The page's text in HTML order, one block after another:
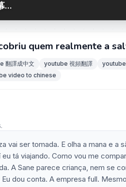
...
quem realmente a
翻譯成中文 youtube 視頻翻譯
video to chinese
vai ser tomada. E olha a mana e a
tá viajando. Como vou me
A Sane parece criança, nem se
dou conta. A empresa full.